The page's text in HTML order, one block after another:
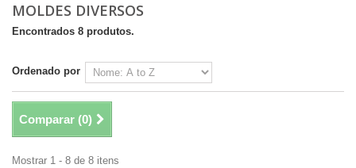
MOLDES DIVERSOS
Encontrados 8 produtos.
Ordenado por
Comparar (0)
Mostrar 1 - 8 de 8 itens